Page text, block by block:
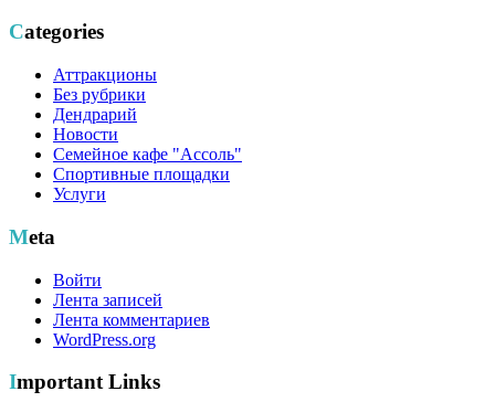
Categories
Аттракционы
Без рубрики
Дендрарий
Новости
Семейное кафе "Ассоль"
Спортивные площадки
Услуги
Meta
Войти
Лента записей
Лента комментариев
WordPress.org
Important Links